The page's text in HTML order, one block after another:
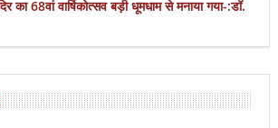
का 68वां वार्षिकोत्सव बड़ी धूमधाम से मनाया गया-:डॉ.